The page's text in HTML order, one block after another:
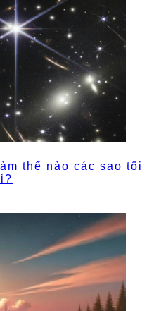
thế nào các sao tối